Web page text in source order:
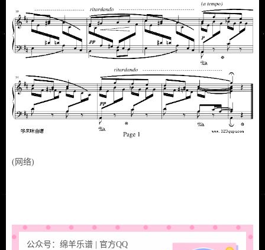
(网络)
公众号：绵羊乐谱 | 官方QQ